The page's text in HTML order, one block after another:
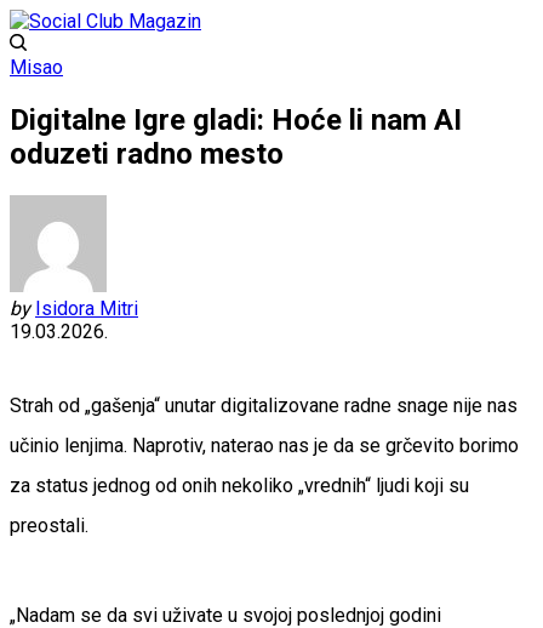
Misao
Digitalne Igre gladi: Hoće li nam AI
oduzeti radno mesto
by Isidora Mitri
19.03.2026.
Strah od „gašenja“ unutar digitalizovane radne snage nije nas
učinio lenjima. Naprotiv, naterao nas je da se grčevito borimo
za status jednog od onih nekoliko „vrednih“ ljudi koji su
preostali.
„Nadam se da svi uživate u svojoj poslednjoj godini